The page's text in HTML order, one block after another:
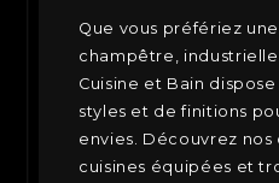
Que vous préfériez
champêtre,
Cuisine et Bain
styles et de finitions
envies. Découvrez
cuisines équipées et